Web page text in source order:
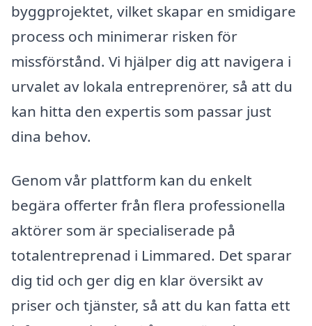
byggprojektet, vilket skapar en smidigare
process och minimerar risken för
missförstånd. Vi hjälper dig att navigera i
urvalet av lokala entreprenörer, så att du
kan hitta den expertis som passar just
dina behov.
Genom vår plattform kan du enkelt
begära offerter från flera professionella
aktörer som är specialiserade på
totalentreprenad i Limmared. Det sparar
dig tid och ger dig en klar översikt av
priser och tjänster, så att du kan fatta ett